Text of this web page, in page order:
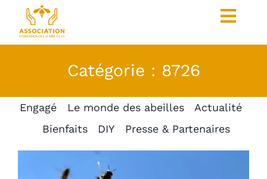
content
Pour les entreprises
Pour les particuliers
Coût et contreparties
Catégorie : 8726
Engagé Le monde des abeilles
Actualité
Bienfaits
DIY Presse & Partenaires